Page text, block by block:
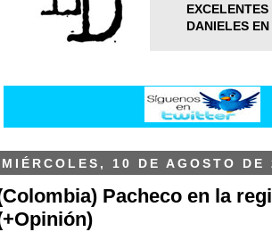
DANIELES
MIÉRCOLES, 10 DE AGOSTO DE
Pacheco en la